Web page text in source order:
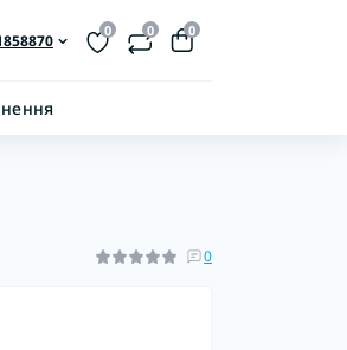
0 0 0
0